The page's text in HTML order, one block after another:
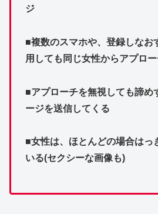
ジ
■複数のスマホや、登録しなお
用しても同じ女性からアプロ
■アプローチを無視しても諦め
ージを送信してくる
■女性は、ほとんどの場合はっ
いる(セクシーな画像も)